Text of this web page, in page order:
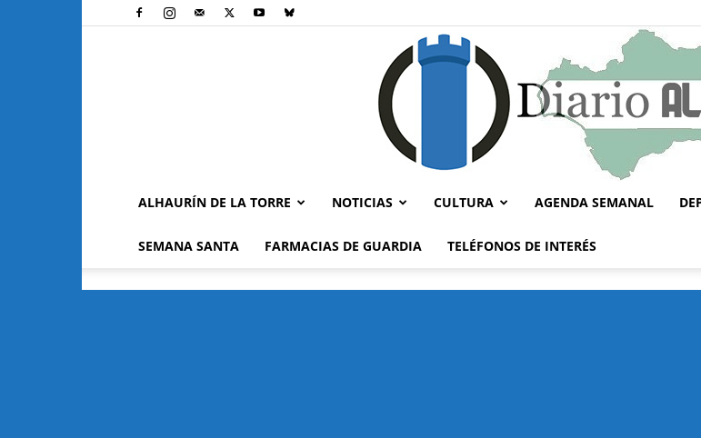
ALHAURÍN DE LA TORRE NOTICIAS CULTURA AGENDA SEMANAL
SEMANA SANTA FARMACIAS DE GUARDIA TELÉFONOS DE INTERÉS